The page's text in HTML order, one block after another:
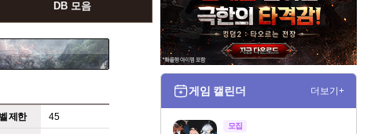
DB 모음
제한 45
게임 캘린더 더보기+
모집